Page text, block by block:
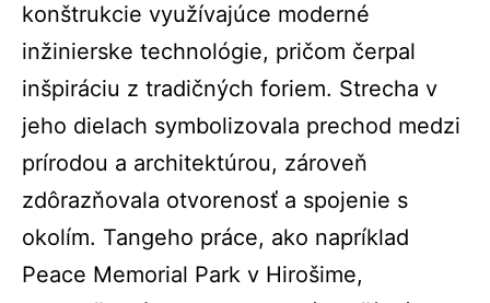
konštrukcie využívajúce moderné
inžinierske technológie, pričom čerpal
inšpiráciu z tradičných foriem. Strecha v
jeho dielach symbolizovala prechod medzi
prírodou a architektúrou, zároveň
zdôrazňovala otvorenosť a spojenie s
okolím. Tangeho práce, ako napríklad
Peace Memorial Park v Hirošime,